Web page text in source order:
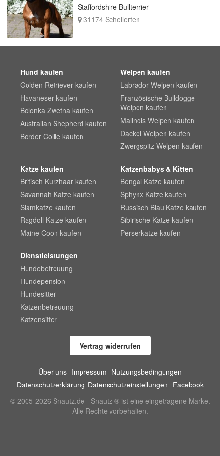
Staffordshire Bullterrier
31174 Schellerten
Hund kaufen
Golden Retriever kaufen
Havaneser kaufen
Bolonka Zwetna kaufen
Australian Shepherd kaufen
Border Collie kaufen
Welpen kaufen
Labrador Welpen kaufen
Französische Bulldogge
Welpen kaufen
Malinois Welpen kaufen
Dackel Welpen kaufen
Zwergspitz Welpen kaufen
Katze kaufen
Britisch Kurzhaar kaufen
Savannah Katze kaufen
Siamkatze kaufen
Ragdoll Katze kaufen
Maine Coon kaufen
Katzenbabys & Kitten
Bengal Katze kaufen
Sphynx Katze kaufen
Russisch Blau Katze kaufen
Sibirische Katze kaufen
Perserkatze kaufen
Dienstleistungen
Hundebetreuung
Hundepension
Hundesitter
Katzenbetreuung
Katzensitter
Vertrag widerrufen
Über uns Impressum Nutzungsbedingungen
Datenschutzerklärung Datenschutzeinstellungen Facebook
© 2005-2026 Snautz.de - Snautz ® ist eine eingetragene Marke.
Alle Rechte vorbehalten.